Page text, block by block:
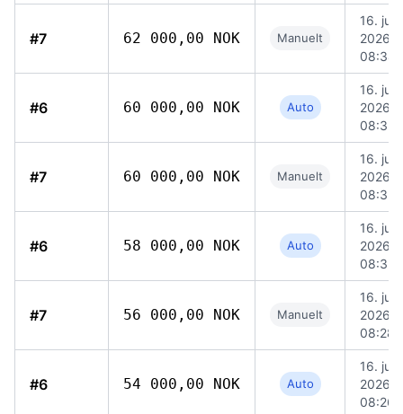
#7 62 000,00 NOK Manuelt
16. juni
2026,
08:34
#6 60 000,00 NOK Auto
16. juni
2026,
08:33
#7 60 000,00 NOK Manuelt
16. juni
2026,
08:33
#6 58 000,00 NOK Auto
16. juni
2026,
08:33
#7 56 000,00 NOK Manuelt
16. juni
2026,
08:28
#6 54 000,00 NOK Auto
16. juni
2026,
08:26